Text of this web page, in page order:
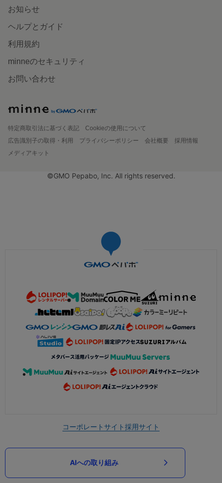
お知らせ
ヘルプとガイド
利用規約
minneのセキュリティ
お問い合わせ
特定商取引法に基づく表記
Cookieの使用について
広告識別子の取得・利用
プライバシーポリシー 会社概要
採用情報
メディアキット
©GMO Pepabo, Inc. All rights reserved.
コーポレートサイト採用サイト
AIへの取り組み